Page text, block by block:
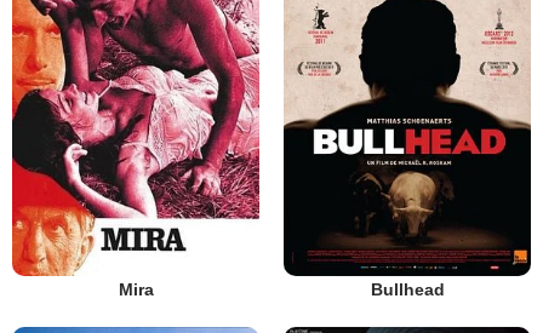
Mira Bullhead